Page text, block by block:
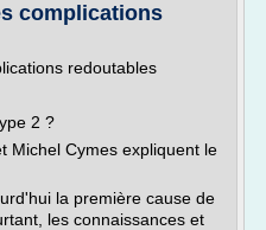
complications
redoutables
2 ?
Michel Cymes expliquent le
la première cause de
les connaissances et